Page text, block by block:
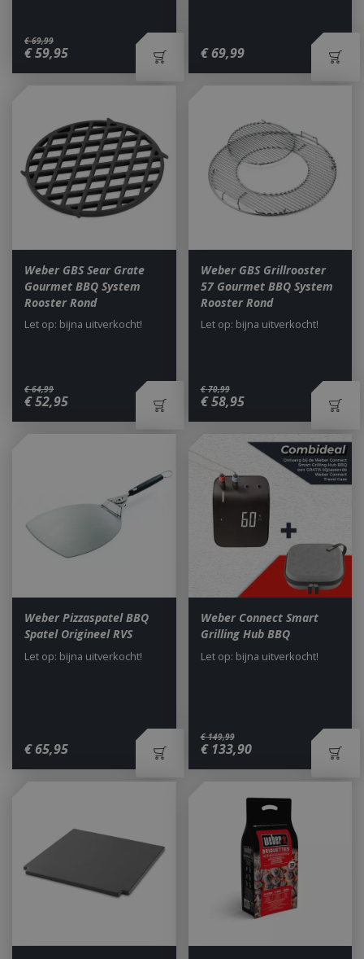
€ 69,99
€59,95 € 69,99
Weber GBS Sear Grate
Gourmet BBQ System
Rooster Rond
€ 64,99
€52,95
Let op: bijna uitverkocht!
Weber GBS Grillrooster
57 Gourmet BBQ System
Rooster Rond
€ 70,99
€ 58,95
Let op: bijna uitverkocht!
Weber Pizzaspatel BBQ
Spatel Origineel RVS
€65,95
Let op: bijna uitverkocht!
Weber Connect Smart
Grilling Hub BBQ
€ 149,99
€ 133,90
Let op: bijna uitverkocht!